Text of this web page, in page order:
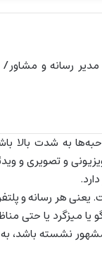
مدیر رسانه و مشاور/
به شدت بالا
و تصویری و
یعنی هر رسانه و
میزگرد یا حتی
نشسته باشد،